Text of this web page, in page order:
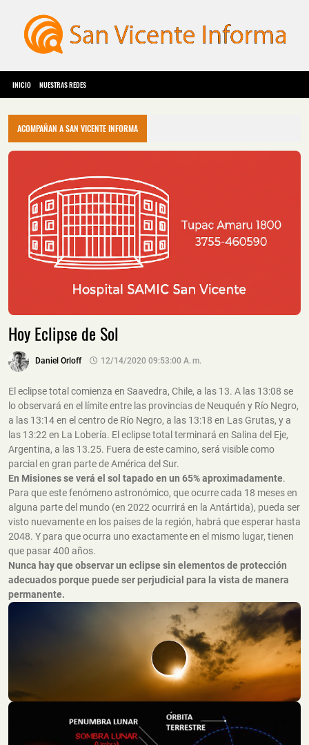
INICIO NUESTRAS REDES
ACOMPAÑAN A SAN VICENTE INFORMA
Hoy Eclipse de Sol
Daniel Orloff 12/14/2020 09:53:00 A. M.
El eclipse total comienza en Saavedra, Chile, a las 13. A las 13:08 se
lo observará en el límite entre las provincias de Neuquén y Río Negro,
a las 13:14 en el centro de Río Negro, a las 13:18 en Las Grutas, y a
las 13:22 en La Lobería. El eclipse total terminará en Salina del Eje,
Argentina, a las 13.25. Fuera de este camino, será visible como
parcial en gran parte de América del Sur.
En Misiones se verá el sol tapado en un 65% aproximadamente.
Para que este fenómeno astronómico, que ocurre cada 18 meses en
alguna parte del mundo (en 2022 ocurrirá en la Antártida), pueda ser
visto nuevamente en los países de la región, habrá que esperar hasta
2048. Y para que ocurra uno exactamente en el mismo lugar, tienen
que pasar 400 años.
Nunca hay que observar un eclipse sin elementos de protección
adecuados porque puede ser perjudicial para la vista de manera
permanente.